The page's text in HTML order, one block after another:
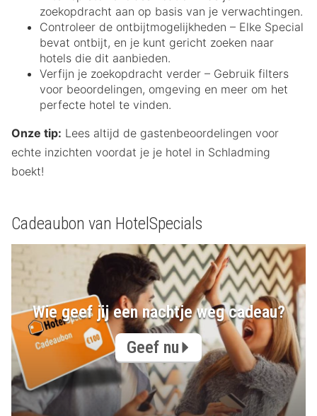
zoekopdracht aan op basis van je verwachtingen.
Controleer de ontbijtmogelijkheden – Elke Special
bevat ontbijt, en je kunt gericht zoeken naar
hotels die dit aanbieden.
Verfijn je zoekopdracht verder – Gebruik filters
voor beoordelingen, omgeving en meer om het
perfecte hotel te vinden.
Onze tip: Lees altijd de gastenbeoordelingen voor
echte inzichten voordat je je hotel in Schladming
boekt!
Cadeaubon van HotelSpecials
Wie geef jij een nachtje weg cadeau?
Geef nu